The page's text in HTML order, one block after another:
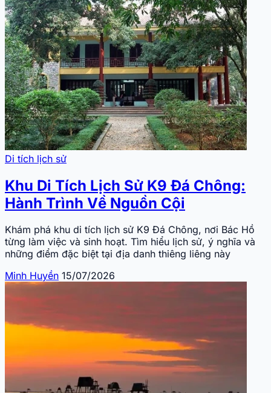
Di tích lịch sử
Khu Di Tích Lịch Sử K9 Đá Chông:
Hành Trình Về Nguồn Cội
Khám phá khu di tích lịch sử K9 Đá Chông, nơi Bác Hồ
từng làm việc và sinh hoạt. Tìm hiểu lịch sử, ý nghĩa và
những điểm đặc biệt tại địa danh thiêng liêng này
Minh Huyền 15/07/2026